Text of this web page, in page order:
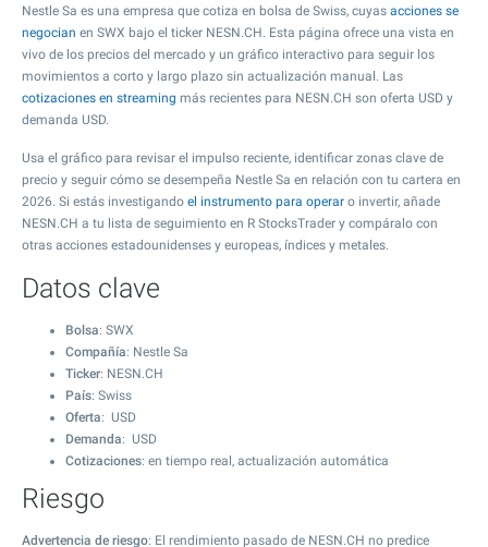
Nestle Sa es una empresa que cotiza en bolsa de Swiss, cuyas acciones se
negocian en SWX bajo el ticker NESN.CH. Esta página ofrece una vista en
vivo de los precios del mercado y un gráfico interactivo para seguir los
movimientos a corto y largo plazo sin actualización manual. Las
cotizaciones en streaming más recientes para NESN.CH son oferta USD y
demanda USD.
Usa el gráfico para revisar el impulso reciente, identificar zonas clave de
precio y seguir cómo se desempeña Nestle Sa en relación con tu cartera en
2026. Si estás investigando el instrumento para operar o invertir, añade
NESN.CH a tu lista de seguimiento en R StocksTrader y compáralo con
otras acciones estadounidenses y europeas, índices y metales.
Datos clave
Bolsa: SWX
Compañía: Nestle Sa
Ticker: NESN.CH
País: Swiss
Oferta: USD
Demanda: USD
Cotizaciones: en tiempo real, actualización automática
Riesgo
Advertencia de riesgo: El rendimiento pasado de NESN.CH no predice